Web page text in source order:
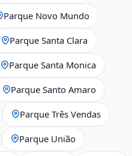
Parque Novo Mundo
Parque Santa Clara
Parque Santa Monica
Parque Santo Amaro
Parque Três Vendas
Parque União